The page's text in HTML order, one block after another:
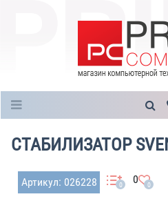
СТАБИЛИЗАТОР
Артикул: 026228 0 0 0